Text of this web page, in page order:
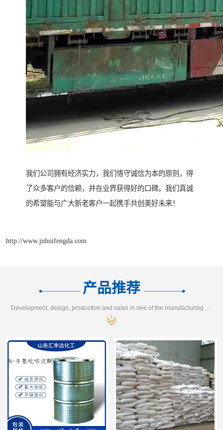
我们公司拥有经济实力，我们恪守诚信为本的原则，得
了众多客户的信赖，并在业界获得好的口碑。我们真诚
的希望能与广大新老客户一起携手共创美好未来！
http://www.jnhuifengda.com
产品推荐